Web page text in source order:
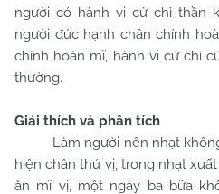
người có hành vi cử chỉ thần
người đức hạnh chân chính
chính hoàn mĩ, hành vi cử chỉ
thường.
Giải thích và phân tích
Làm người nên nhạt không
hiện chân thú vị, trong nhạt
ăn mĩ vị, một ngày ba bữa